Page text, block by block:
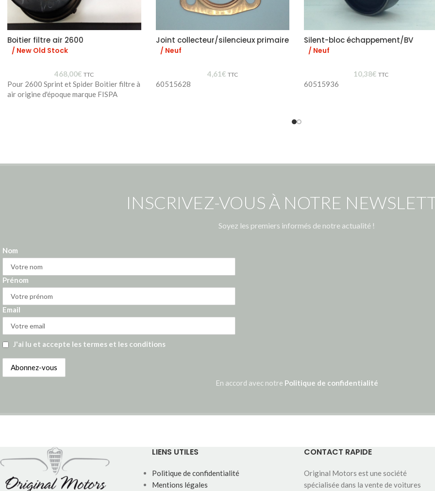
Boitier filtre air 2600
/ New Old Stock
468,00€ TTC
Pour 2600 Sprint et Spider Boitier filtre à
air origine d'époque marque FISPA
Joint collecteur/silencieux primaire
/ Neuf
4,61€ TTC
60515628
Silent-bloc échappement/BV
/ Neuf
10,38€ TTC
60515936
INSCRIVEZ-VOUS À NOTRE
Soyez les premiers informés de notre actualité !
Nom
Prénom
Email
J'ai lu et accepte les termes et les conditions
En accord avec notre Politique de confidentialité
LIENS UTILES
Politique de confidentialité
Mentions légales
CONTACT RAPIDE
Original Motors est une société
spécialisée dans la vente de voitures